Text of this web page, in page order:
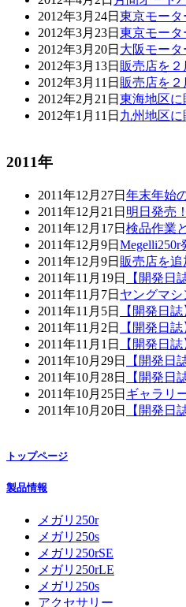
2012年3月24日 東京モー
2012年3月23日 東京モー
2012年3月20日 大阪モータ
2012年3月13日 販売店を
2012年3月11日 販売店を
2012年2月21日 東海地区に
2012年1月11日 九州地区
2011年
2011年12月27日 年末年始
2011年12月21日 明日発売！
2011年12月17日 検品作業
2011年12月9日 Megelli250r
2011年12月9日 販売店を追
2011年11月19日
【開発日
2011年11月7日 ヤングマ
2011年11月5日
【開発日
2011年11月2日
【開発日
2011年11月1日
【開発日
2011年10月29日
【開発日
2011年10月28日
【開発日
2011年10月25日 ギャラリ
2011年10月20日
【開発日
トップページ
製品情報
メガリ250r
メガリ250s
メガリ250rSE
メガリ250rLE
メガリ250s
アクセサリー